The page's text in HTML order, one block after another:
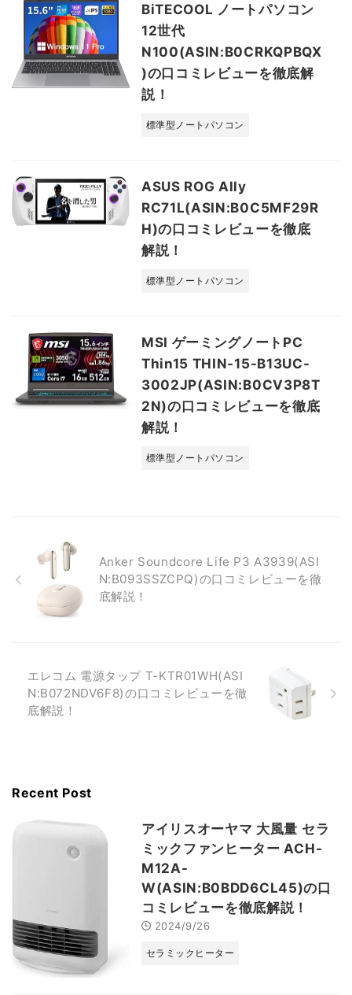
BiTECOOL ノートパソコン
12世代
N100(ASIN:B0CRKQPBQX
)の口コミレビューを徹底解
説！
標準型ノートパソコン
ASUS ROG Ally
RC71L(ASIN:B0C5MF29R
H)の口コミレビューを徹底
解説！
標準型ノートパソコン
MSI ゲーミングノートPC
Thin15 THIN-15-B13UC-
3002JP(ASIN:B0CV3P8T
2N)の口コミレビューを徹底
解説！
標準型ノートパソコン
Anker Soundcore Life P3 A3939(ASI
N:B093SSZCPQ)の口コミレビューを徹
底解説！
エレコム 電源タップ T-KTR01WH(ASI
N:B072NDV6F8)の口コミレビューを徹
底解説！
Recent Post
アイリスオーヤマ 大風量 セラ
ミックファンヒーター ACH-
M12A-
W(ASIN:B0BDD6CL45)の口
コミレビューを徹底解説！
2024/9/26
セラミックヒーター